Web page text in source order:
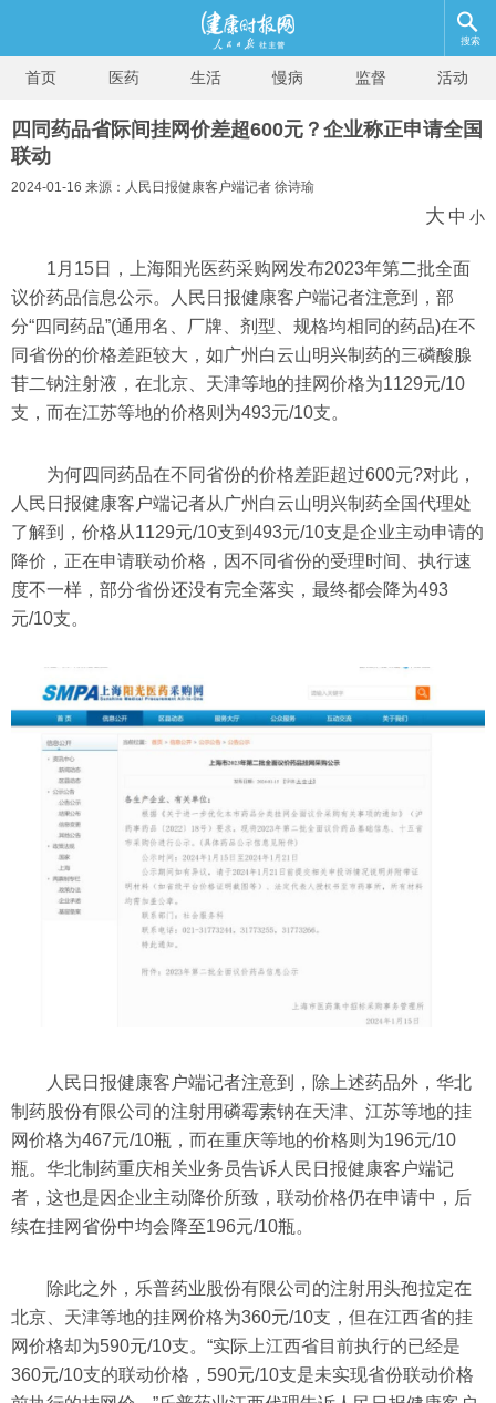
搜索
首页 医药 生活 慢病 监督 活动
四同药品省际间挂网价差超600元？企业称正申请全国
联动
2024-01-16 来源：人民日报健康客户端记者 徐诗瑜
大 中 小
1月15日，上海阳光医药采购网发布2023年第二批全面
议价药品信息公示。人民日报健康客户端记者注意到，部
分“四同药品”(通用名、厂牌、剂型、规格均相同的药品)在不
同省份的价格差距较大，如广州白云山明兴制药的三磷酸腺
苷二钠注射液，在北京、天津等地的挂网价格为1129元/10
支，而在江苏等地的价格则为493元/10支。
为何四同药品在不同省份的价格差距超过600元?对此，
人民日报健康客户端记者从广州白云山明兴制药全国代理处
了解到，价格从1129元/10支到493元/10支是企业主动申请的
降价，正在申请联动价格，因不同省份的受理时间、执行速
度不一样，部分省份还没有完全落实，最终都会降为493
元/10支。
人民日报健康客户端记者注意到，除上述药品外，华北
制药股份有限公司的注射用磷霉素钠在天津、江苏等地的挂
网价格为467元/10瓶，而在重庆等地的价格则为196元/10
瓶。华北制药重庆相关业务员告诉人民日报健康客户端记
者，这也是因企业主动降价所致，联动价格仍在申请中，后
续在挂网省份中均会降至196元/10瓶。
除此之外，乐普药业股份有限公司的注射用头孢拉定在
北京、天津等地的挂网价格为360元/10支，但在江西省的挂
网价格却为590元/10支。“实际上江西省目前执行的已经是
360元/10支的联动价格，590元/10支是未实现省份联动价格